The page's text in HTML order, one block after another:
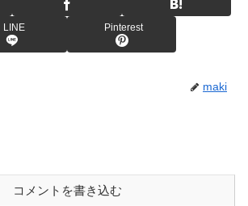
LINE Pinterest
maki
コメントを書き込む